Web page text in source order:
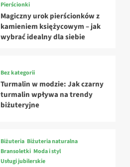
Pierścionki
Magiczny urok pierścionków z
kamieniem księżycowym – jak
wybrać idealny dla siebie
Bez kategorii
Turmalin w modzie: Jak czarny
turmalin wpływa na trendy
biżuteryjne
Biżuteria Biżuteria naturalna
Bransoletki Moda i styl
Usługi jubilerskie